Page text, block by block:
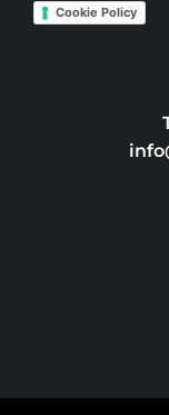
Cookie Policy